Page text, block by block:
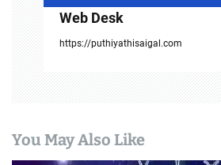
Web Desk
https://puthiyathisaigal.com
You May Also Like